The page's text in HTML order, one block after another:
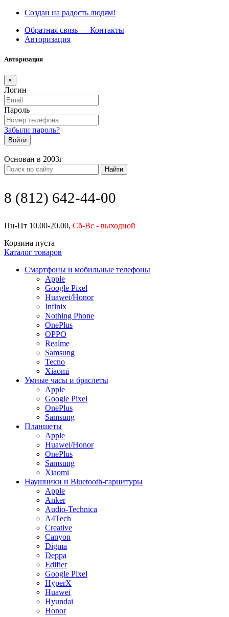
Создан на радость людям!
Обратная связь — Контакты
Авторизация
Авторизация
×
Логин
Пароль
Забыли пароль?
Войти
Основан в 2003г
Найти
8 (812) 642-44-00
Пн-Пт 10.00-20.00, Сб-Вс - выходной
Корзина пуста
Каталог товаров
Смартфоны и мобильные телефоны
Apple
Google Pixel
Huawei/Honor
Infinix
Nothing Phone
OnePlus
OPPO
Realme
Samsung
Tecno
Xiaomi
Умные часы и браслеты
Apple
Google Pixel
OnePlus
Samsung
Планшеты
Apple
Huawei/Honor
OnePlus
Samsung
Xiaomi
Наушники и Bluetooth-гарнитуры
Apple
Anker
Audio-Technica
A4Tech
Creative
Canyon
Digma
Deppa
Edifier
Google Pixel
HyperX
Huawei
Hyundai
Honor